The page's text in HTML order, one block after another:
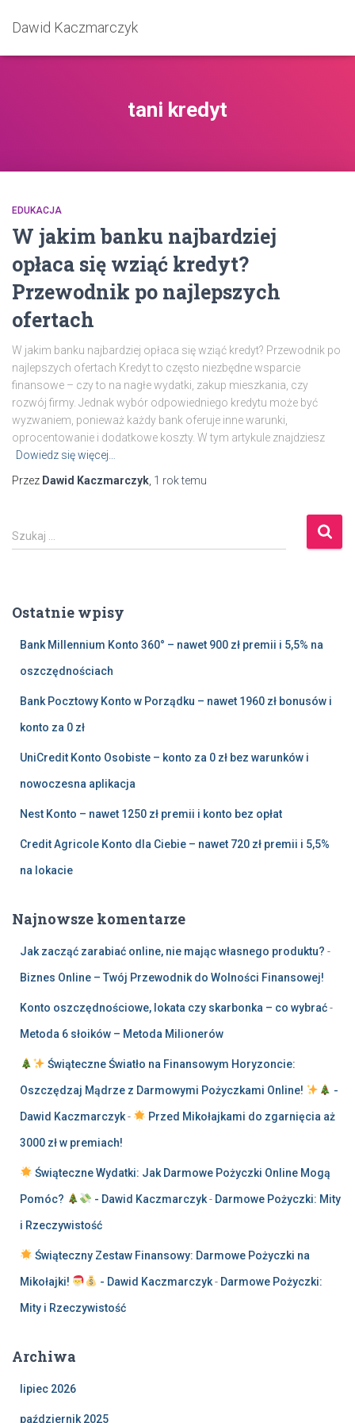
Dawid Kaczmarczyk
tani kredyt
EDUKACJA
W jakim banku najbardziej
opłaca się wziąć kredyt?
Przewodnik po najlepszych
ofertach
W jakim banku najbardziej opłaca się wziąć kredyt? Przewodnik po
najlepszych ofertach Kredyt to często niezbędne wsparcie
finansowe – czy to na nagłe wydatki, zakup mieszkania, czy
rozwój firmy. Jednak wybór odpowiedniego kredytu może być
wyzwaniem, ponieważ każdy bank oferuje inne warunki,
oprocentowanie i dodatkowe koszty. W tym artykule znajdziesz
Dowiedz się więcej…
Przez Dawid Kaczmarczyk 1 roktemu
S
z
j
Szukaj …
Ostatnie wpisy
Bank Millennium Konto 360° – nawet 900 zł premii i 5,5% na
oszczędnościach
Bank Pocztowy Konto w Porządku – nawet 1960 zł bonusów i
konto za 0 zł
UniCredit Konto Osobiste – konto za 0 zł bez warunków i
nowoczesna aplikacja
Nest Konto – nawet 1250 zł premii i konto bez opłat
Credit Agricole Konto dla Ciebie – nawet 720 zł premii i 5,5%
na lokacie
Najnowsze komentarze
Jak zacząć zarabiać online, nie mając własnego produktu? -
Biznes Online – Twój Przewodnik do Wolności Finansowej!
Konto oszczędnościowe, lokata czy skarbonka – co wybrać-
Metoda 6 słoików – Metoda Milionerów
Świąteczne Światło na Finansowym Horyzoncie:
Oszczędzaj Mądrze z Darmowymi Pożyczkami Online! -
Dawid Kaczmarczyk- Przed Mikołajkami do zgarnięcia aż
3000 zł w premiach!
Świąteczne Wydatki: Jak Darmowe Pożyczki Online Mogą
Pomóc? - Dawid Kaczmarczyk- Darmowe Pożyczki: Mity
i Rzeczywistość
Świąteczny Zestaw Finansowy: Darmowe Pożyczki na
Mikołajki! - Dawid Kaczmarczyk- Darmowe Pożyczki:
Mity i Rzeczywistość
Archiwa
lipiec 2026
październik 2025